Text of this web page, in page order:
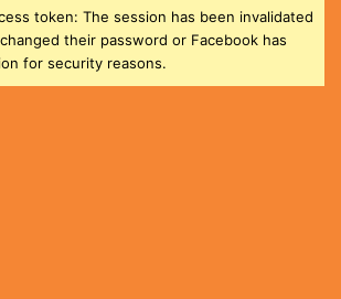
token: The session has been invalidated
their password or Facebook has
for security reasons.